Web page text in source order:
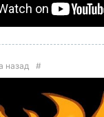
назад #